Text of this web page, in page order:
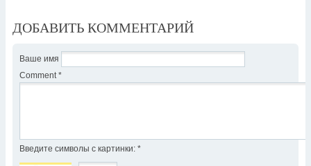
ДОБАВИТЬ КОММЕНТАРИЙ
Ваше имя
Comment *
Введите символы с картинки: *